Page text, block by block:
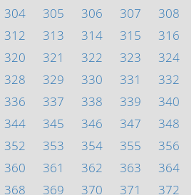
304 305 306 307
308
312 313 314 315
316
320 321 322 323
324
328 329 330 331
332
336 337 338 339
340
344 345 346 347
348
352 353 354 355
356
360 361 362 363
364
368 369 370 371 372